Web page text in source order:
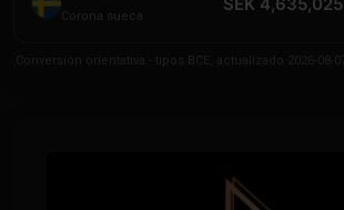
Corona sueca